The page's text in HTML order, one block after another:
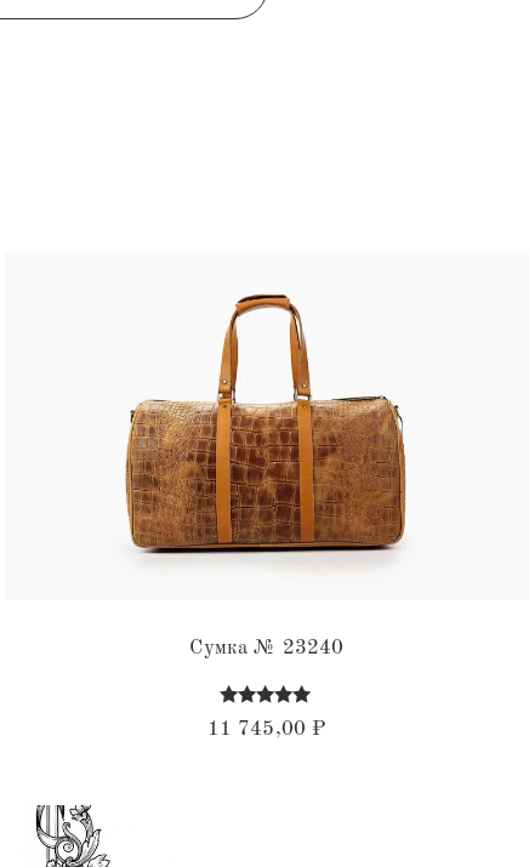
Сумка № 23240
Оценка
5.00
11 745,00 ₽